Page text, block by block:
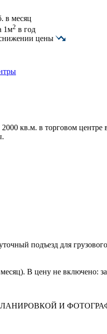
в месяц
1м2 в год
цены
2000 кв.м. в торговом
подъезд для
В цену не включено:
И ФОТОГРАФИЯМИ